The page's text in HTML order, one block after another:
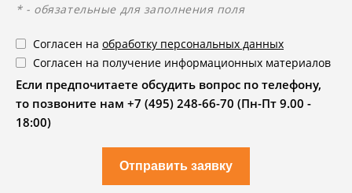
* - обязательные для заполнения поля
Согласен на обработку персональных данных
Согласен на получение информационных материалов
Если предпочитаете обсудить вопрос по телефону,
то позвоните нам +7 (495) 248-66-70 (Пн-Пт 9.00 -
18:00)
Отправить заявку